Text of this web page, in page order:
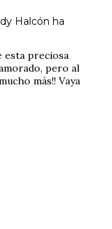
Halcón ha
esta preciosa
pero al
más!! Vaya